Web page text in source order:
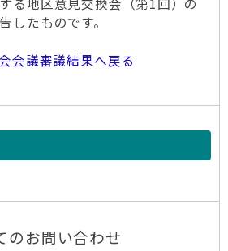
したものです。
会議審議結果へ戻る
のお問い合わせ